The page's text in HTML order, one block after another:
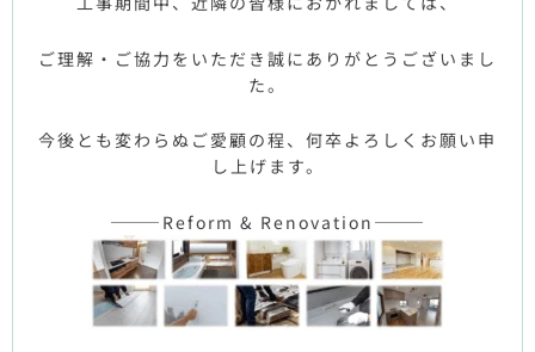
ご理解・ご協力をいただき誠にありがとうございまし
た。
今後とも変わらぬご愛顧の程、何卒よろしくお願い申
し上げます。
———Reform & Renovation———